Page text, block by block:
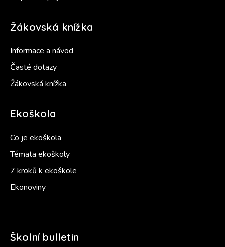
Žákovská knížka
Informace a návod
Časté dotazy
Žákovská knížka
Ekoškola
Co je ekoškola
Témata ekoškoly
7 kroků k ekoškole
Ekonoviny
Školní bulletin